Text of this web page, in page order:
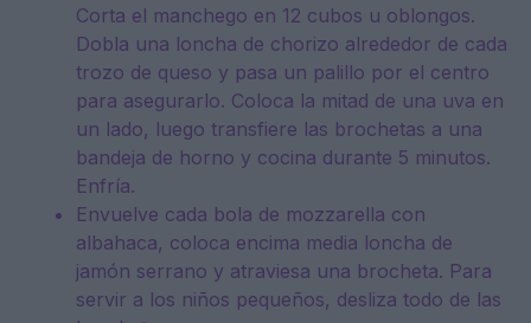
Corta el manchego en 12 cubos u oblongos.
Dobla una loncha de chorizo alrededor de cada
trozo de queso y pasa un palillo por el centro
para asegurarlo. Coloca la mitad de una uva en
un lado, luego transfiere las brochetas a una
bandeja de horno y cocina durante 5 minutos.
Enfría.
Envuelve cada bola de mozzarella con
albahaca, coloca encima media loncha de
jamón serrano y atraviesa una brocheta. Para
servir a los niños pequeños, desliza todo de las